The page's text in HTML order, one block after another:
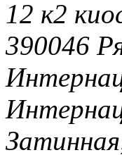
12 к2
390046